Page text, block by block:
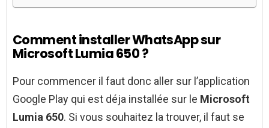
Comment installer WhatsApp sur
Microsoft Lumia 650 ?
Pour commencer il faut donc aller sur l’application
Google Play qui est déja installée sur le Microsoft
Lumia 650. Si vous souhaitez la trouver, il faut se